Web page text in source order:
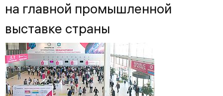
на главной промышленной
выставке страны